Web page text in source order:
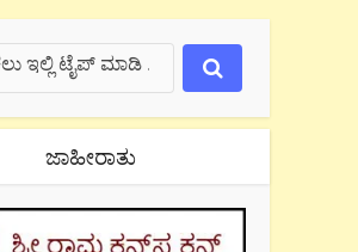
ಜಾಹೀರಾತು